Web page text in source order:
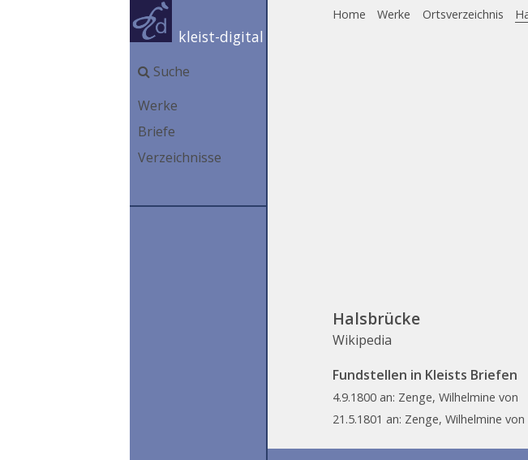
kleist-digital
Suche
Werke
Briefe
Verzeichnisse
Home Werke Ortsverzeichnis
Halsbrücke
Wikipedia
Fundstellen in Kleists Briefen
4.9.1800 an: Zenge, Wilhelmine von
21.5.1801 an: Zenge, Wilhelmine von